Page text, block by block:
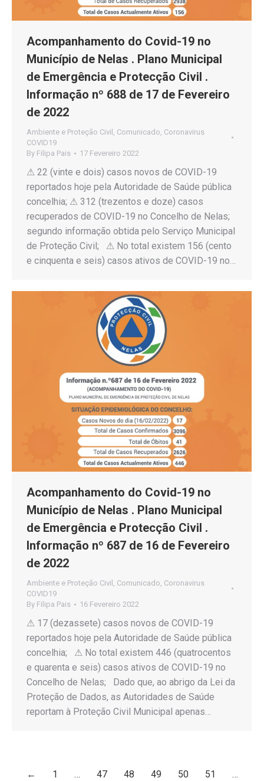
Acompanhamento do Covid-19 no
Município de Nelas . Plano Municipal
de Emergência e Protecção Civil .
Informação nº 688 de 17 de Fevereiro
de 2022
Ambiente e Proteção Civil Comunicado Coronavirus
COVID19
By Filipa Pais 17 Fevereiro 2022
⚠ 22 (vinte e dois) casos novos de COVID-19
reportados hoje pela Autoridade de Saúde pública
concelhia; ⚠ 312 (trezentos e doze) casos
recuperados de COVID-19 no Concelho de Nelas;
segundo informação obtida pelo Serviço Municipal
de Proteção Civil; ⚠ No total existem 156 (cento
e cinquenta e seis) casos ativos de COVID-19 no…
Acompanhamento do Covid-19 no
Município de Nelas . Plano Municipal
de Emergência e Protecção Civil .
Informação nº 687 de 16 de Fevereiro
de 2022
Ambiente e Proteção Civil Comunicado Coronavirus
COVID19
By Filipa Pais 16 Fevereiro 2022
⚠ 17 (dezassete) casos novos de COVID-19
reportados hoje pela Autoridade de Saúde pública
concelhia; ⚠ No total existem 446 (quatrocentos
e quarenta e seis) casos ativos de COVID-19 no
Concelho de Nelas; Dado que, ao abrigo da Lei da
Proteção de Dados, as Autoridades de Saúde
reportam à Proteção Civil Municipal apenas…
← 1 … 47 48 49 50 51
…